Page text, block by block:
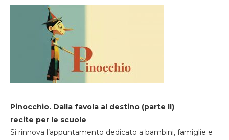
Pinocchio. Dalla favola al destino (parte II)
recite per le scuole
Si rinnova l’appuntamento dedicato a bambini, famiglie e